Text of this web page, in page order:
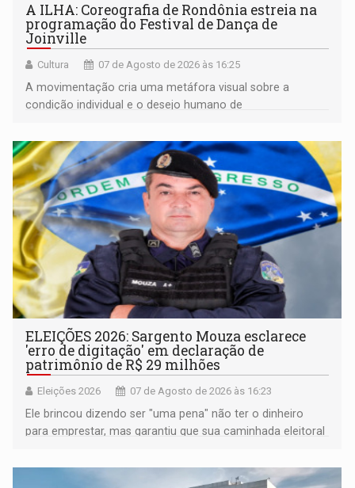
A ILHA: Coreografia de Rondônia estreia na
programação do Festival de Dança de
Joinville
Cultura 07 de Agosto de 2026 às 16:25
A movimentação cria uma metáfora visual sobre a
condição individual e o desejo humano de
ELEIÇÕES 2026: Sargento Mouza esclarece
'erro de digitação' em declaração de
patrimônio de R$ 29 milhões
Eleições 2026 07 de Agosto de 2026 às 16:23
Ele brincou dizendo ser "uma pena" não ter o dinheiro
para emprestar, mas garantiu que sua caminhada eleitoral